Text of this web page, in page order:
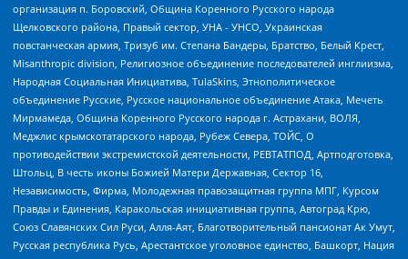
организация п. Боровский, Община Коренного Русского народа
Щелковского района, Правый сектор, УНА - УНСО, Украинская
повстанческая армия, Тризуб им. Степана Бандеры, Братство, Белый Крест,
Misanthropic division, Религиозное объединение последователей инглиизма,
Народная Социальная Инициатива, TulaSkins, Этнополитическое
объединение Русские, Русское национальное объединение Атака, Мечеть
Мирмамеда, Община Коренного Русского народа г. Астрахани, ВОЛЯ,
Меджлис крымскотатарского народа, Рубеж Севера, ТОЙС, О
противодействии экстремистской деятельности, РЕВТАТПОД, Артподготовка,
Штольц, В честь иконы Божией Матери Державная, Сектор 16,
Независимость, Фирма, Молодежная правозащитная группа МПГ, Курсом
Правды и Единения, Каракольская инициативная группа, Автоград Крю,
Союз Славянских Сил Руси, Алля-Аят, Благотворительный пансионат Ак Умут,
Русская республика Русь, Арестантское уголовное единство, Башкорт, Нация